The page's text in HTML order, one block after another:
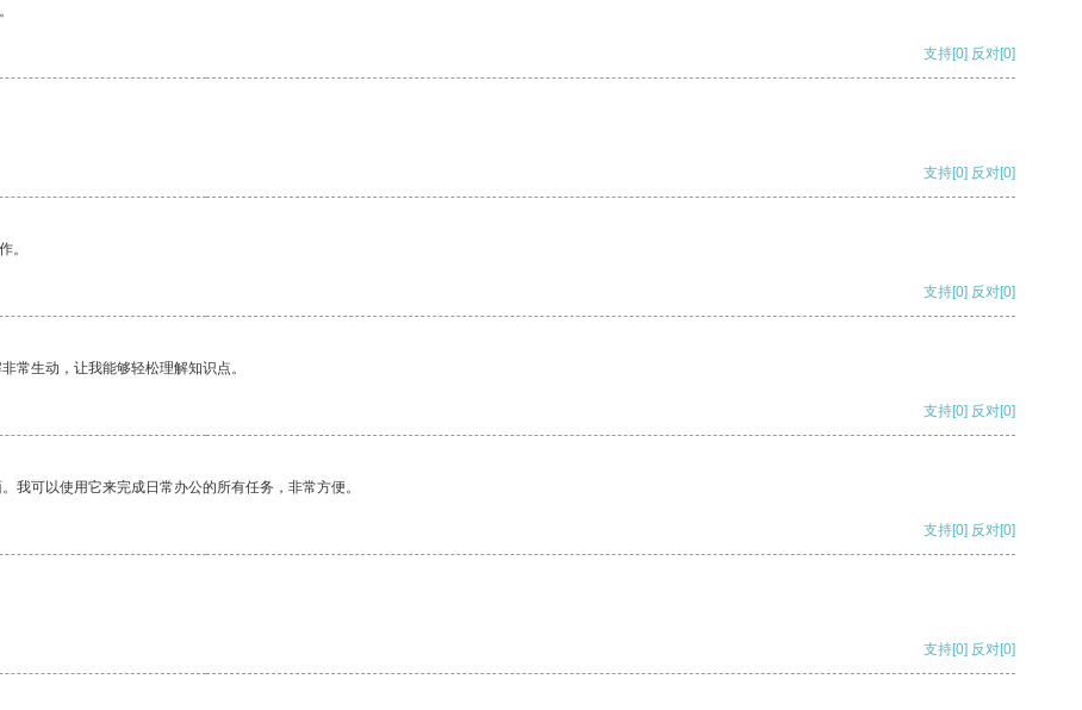
支持[0] 反对[0]
支持[0] 反对[0]
。
支持[0] 反对[0]
常生动，让我能够轻松理解知识点。
支持[0] 反对[0]
我可以使用它来完成日常办公的所有任务，非常方便。
支持[0] 反对[0]
支持[0] 反对[0]